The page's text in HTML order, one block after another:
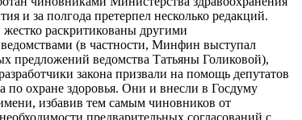
и за полгода претерпел несколько редакций.
раскритикованы другими
(в частности, Минфин выступал
предложений ведомства Татьяны Голиковой),
закона призвали на помощь депутатов
по охране здоровья. Они и внесли в Госдуму
избавив тем самым чиновников от